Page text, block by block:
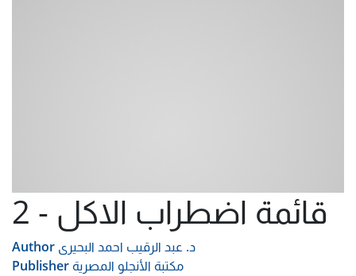
قائمة اضطراب الاكل - 2
Author د. عبد الرقيب احمد البحيرى
Publisher مكتبة الأنجلو المصرية